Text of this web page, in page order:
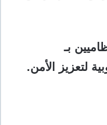
بـ
لتعزيز الأمن.